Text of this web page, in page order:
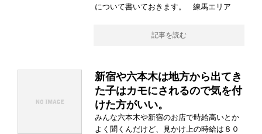
について書いておきます。 練馬エリア
記事を読む
新宿や六本木は地方から出てき
た子はカモにされるので気を付
けた方がいい。
みんな六本木や新宿のお店で時給高いとか
よく聞くんだけど、見かけ上の時給は８０